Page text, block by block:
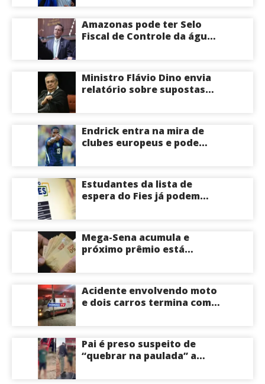
o Senado pelo Amazonas;
veja
Amazonas pode ter Selo
Fiscal de Controle da água
Ministro Flávio Dino envia
relatório sobre supostas
Endrick entra na mira de
clubes europeus e pode
Estudantes da lista de
espera do Fies já podem
Mega-Sena acumula e
próximo prêmio está
Acidente envolvendo moto
e dois carros termina com
Pai é preso suspeito de
“quebrar na paulada” a